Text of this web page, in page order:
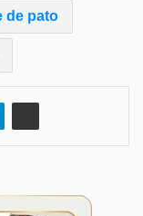
de pato